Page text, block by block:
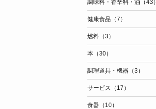
調味料・香辛料・油（43）
健康食品（7）
燃料（3）
本（30）
調理道具・機器（3）
サービス（17）
食器（10）